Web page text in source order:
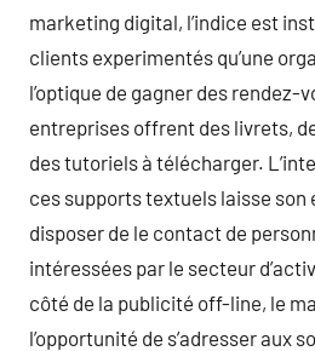
marketing digital, l’indice est
clients experimentés qu’une
l’optique de gagner des rendez-
entreprises offrent des livrets,
des tutoriels à télécharger.
ces supports textuels laisse son
disposer de le contact de
intéressées par le secteur
côté de la publicité off-line, le
l’opportunité de s’adresser aux